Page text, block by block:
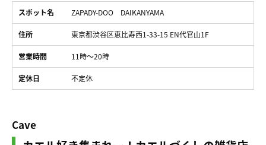
スポット名 ZAPADY-DOO DAIKANYAMA
住所 東京都渋谷区恵比寿西1-33-15 EN代官山1F
営業時間 11時～20時
定休日 不定休
Cave